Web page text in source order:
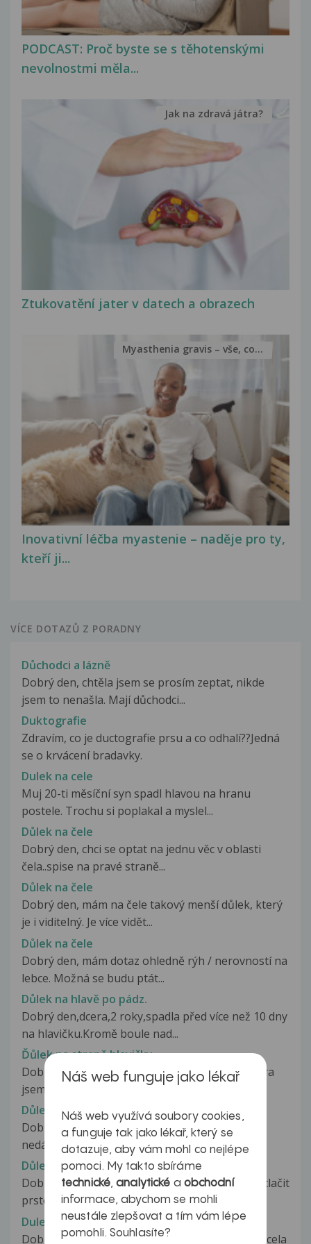
PODCAST: Proč byste se s těhotenskými
nevolnostmi měla...
Ztukovatění jater v datech a obrazech
Jak na zdravá játra?
Inovativní léčba myastenie – naděje pro ty,
kteří ji...
Myasthenia gravis – vše, co...
VÍCE DOTAZŮ Z PORADNY
Důchodci a lázně
Dobrý den, chtěla jsem se prosím zeptat, nikde
jsem to nenašla. Mají důchodci...
Duktografie
Zdravím, co je ductografie prsu a co odhalí??Jedná
se o krvácení bradavky.
Dulek na cele
Muj 20-ti měsíční syn spadl hlavou na hranu
postele. Trochu si poplakal a myslel...
Důlek na čele
Dobrý den, chci se optat na jednu věc v oblasti
čela..spise na pravé straně...
Důlek na čele
Dobrý den, mám na čele takový menší důlek, který
je i viditelný. Je více vidět...
Důlek na čele
Dobrý den, mám dotaz ohledně rýh / nerovností na
lebce. Možná se budu ptát...
Důlek na hlavě po pádz.
Dobrý den,dcera,2 roky,spadla před více než 10 dny
na hlavičku.Kromě boule nad...
Ďůlek na straně hlavičky
Dobry den, mam 5-timesicniho chlapecka a vcera
jsem si vsimla tohohle dulku...
Důlek nad páteří
Dobrý den, mám 3 týdny starého chlapečka a
nedávno mě u koupání překvapila...
Důlek v kosti
Dobry den, Jak je možné, ze jsem si schopný vytlačit
prstem důlek do holení...
Dulezite
Dobry den,ja mam v sobe mononukleozu,uz docela
Náš web funguje jako lékař
Náš web využívá soubory cookies,
a funguje tak jako lékař, který se
dotazuje, aby vám mohl co nejlépe
pomoci. My takto sbíráme
technické,analytické a obchodní
informace, abychom se mohli
neustále zlepšovat a tím vám lépe
pomohli. Souhlasíte?